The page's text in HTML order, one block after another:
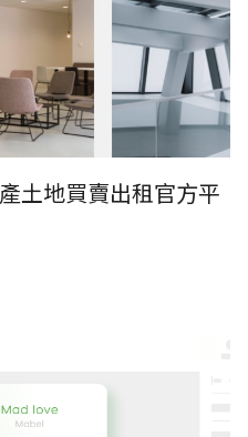
土地買賣出租官方平